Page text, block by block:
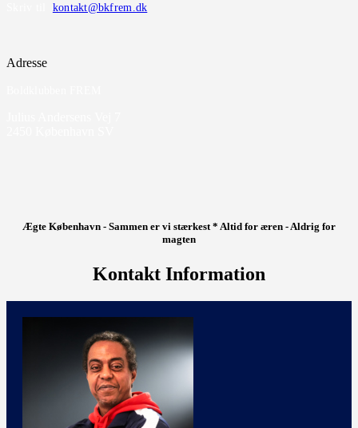
kontakt@bkfrem.dk
Adresse
Ægte København - Sammen er vi stærkest * Altid for æren - Aldrig for
magten
Kontakt Information